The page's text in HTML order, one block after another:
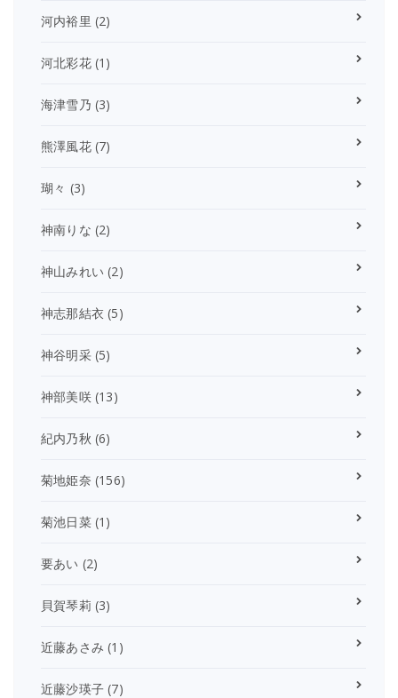
河内裕里 (2)
河北彩花(1)
海津雪乃 (3)
熊澤風花(7)
瑚々 (3)
神南りな (2)
神山みれい (2)
神志那結衣 (5)
神谷明采(5)
神部美咲(13)
紀内乃秋 (6)
菊地姫奈 (156)
菊池日菜(1)
要あい (2)
貝賀琴莉 (3)
近藤あさみ (1)
近藤沙瑛子 (7)